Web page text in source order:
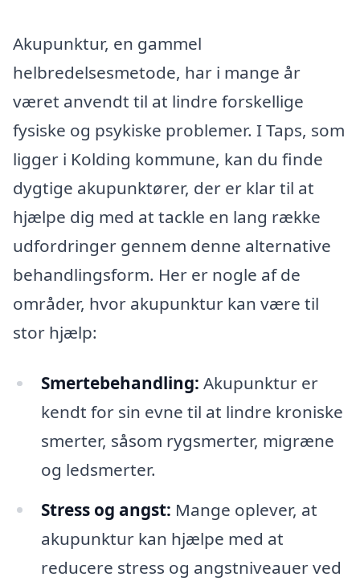
Akupunktur, en gammel
helbredelsesmetode, har i mange år
været anvendt til at lindre forskellige
fysiske og psykiske problemer. I Taps, som
ligger i Kolding kommune, kan du finde
dygtige akupunktører, der er klar til at
hjælpe dig med at tackle en lang række
udfordringer gennem denne alternative
behandlingsform. Her er nogle af de
områder, hvor akupunktur kan være til
stor hjælp:
Smertebehandling: Akupunktur er
kendt for sin evne til at lindre kroniske
smerter, såsom rygsmerter, migræne
og ledsmerter.
Stress og angst: Mange oplever, at
akupunktur kan hjælpe med at
reducere stress og angstniveauer ved